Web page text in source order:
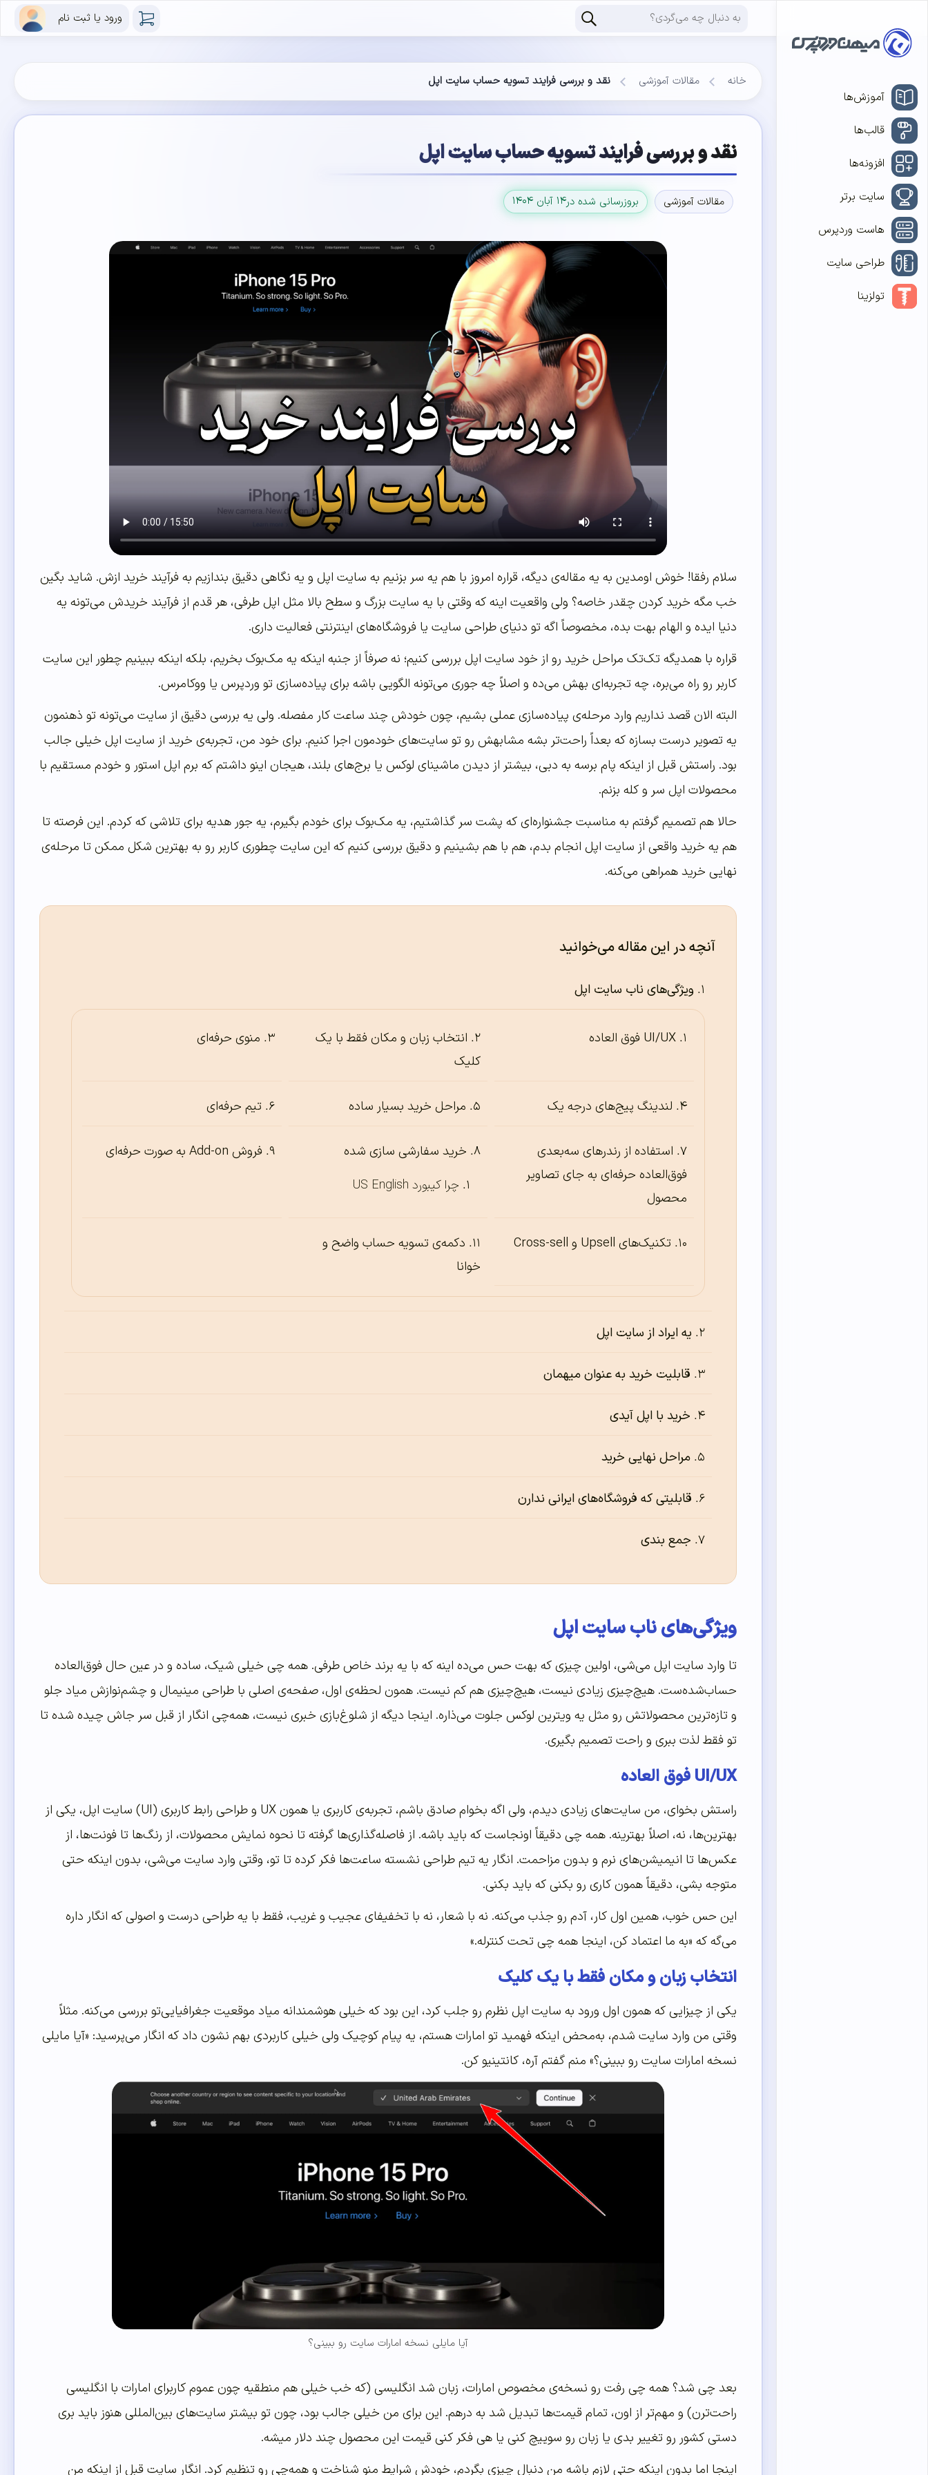
ورود یا ثبت نام
آموزش‌ها
قالب‌ها
افزونه‌ها
سایت برتر
هاست وردپرس
طراحی سایت
تولزینا
خانه مقالات آموزشی نقد و بررسی فرایند تسویه حساب سایت اپل
نقد و بررسی فرایند تسویه حساب سایت اپل
مقالات آموزشی بروزرسانی شده در۱۴ آبان ۱۴۰۴
سلام رفقا! خوش اومدین به یه مقاله‌ی دیگه، قراره امروز با هم یه سر بزنیم به سایت اپل و یه نگاهی دقیق بندازیم به فرآیند خرید ازش. شاید بگین
خب مگه خرید کردن چقدر خاصه؟ ولی واقعیت اینه که وقتی با یه سایت بزرگ و سطح بالا مثل اپل طرفی، هر قدم از فرآیند خریدش می‌تونه یه
دنیا ایده و الهام بهت بده، مخصوصاً اگه تو دنیای طراحی سایت یا فروشگاه‌های اینترنتی فعالیت داری.
قراره با همدیگه تک‌تک مراحل خرید رو از خود سایت اپل بررسی کنیم؛ نه صرفاً از جنبه اینکه یه مک‌بوک بخریم، بلکه اینکه ببینیم چطور این سایت
کاربر رو راه می‌بره، چه تجربه‌ای بهش می‌ده و اصلاً چه جوری می‌تونه الگویی باشه برای پیاده‌سازی تو وردپرس یا ووکامرس.
البته الان قصد نداریم وارد مرحله‌ی پیاده‌سازی عملی بشیم، چون خودش چند ساعت کار مفصله. ولی یه بررسی دقیق از سایت می‌تونه تو ذهنمون
یه تصویر درست بسازه که بعداً راحت‌تر بشه مشابهش رو تو سایت‌های خودمون اجرا کنیم. برای خود من، تجربه‌ی خرید از سایت اپل خیلی جالب
بود. راستش قبل از اینکه پام برسه به دبی، بیشتر از دیدن ماشینای لوکس یا برج‌های بلند، هیجان اینو داشتم که برم اپل استور و خودم مستقیم با
محصولات اپل سر و کله بزنم.
حالا هم تصمیم گرفتم به مناسبت جشنواره‌ای که پشت سر گذاشتیم، یه مک‌بوک برای خودم بگیرم، یه جور هدیه برای تلاشی که کردم. این فرصته تا
هم یه خرید واقعی از سایت اپل انجام بدم، هم با هم بشینیم و دقیق بررسی کنیم که این سایت چطوری کاربر رو به بهترین شکل ممکن تا مرحله‌ی
نهایی خرید همراهی می‌کنه.
آنچه در این مقاله می‌خوانید
ویژگی‌های ناب سایت اپل
UI/UX فوق العاده
انتخاب زبان و مکان فقط با یک
کلیک
منوی حرفه‌ای
لندینگ پیج‌های درجه یک مراحل خرید بسیار ساده تیم حرفه‌ای
استفاده از رندرهای سه‌بعدی
فوق‌العاده حرفه‌ای‌ به جای تصاویر
محصول
خرید سفارشی سازی شده
چرا کیبورد US English
فروش Add-on به صورت حرفه‌ای
تکنیک‌های Upsell و Cross-sell
دکمه‌ی تسویه حساب واضح و
خوانا
یه ایراد از سایت اپل
قابلیت خرید به عنوان میهمان
خرید با اپل آیدی
مراحل نهایی خرید
قابلیتی که فروشگاه‌های ایرانی ندارن
جمع بندی
ویژگی‌های ناب سایت اپل
تا وارد سایت اپل می‌شی، اولین چیزی که بهت حس می‌ده اینه که با یه برند خاص طرفی. همه چی خیلی شیک، ساده و در عین حال فوق‌العاده
حساب‌شده‌ست. هیچ‌چیزی زیادی نیست، هیچ‌چیزی هم کم نیست. همون لحظه‌ی اول، صفحه‌ی اصلی با طراحی مینیمال و چشم‌نوازش میاد جلو
و تازه‌ترین محصولاتش رو مثل یه ویترین لوکس جلوت می‌ذاره. اینجا دیگه از شلوغ‌بازی خبری نیست، همه‌چی انگار از قبل سر جاش چیده شده تا
تو فقط لذت ببری و راحت تصمیم بگیری.
UI/UX فوق العاده
راستش بخوای، من سایت‌های زیادی دیدم، ولی اگه بخوام صادق باشم، تجربه‌ی کاربری یا همون UX و طراحی رابط کاربری (UI) سایت اپل، یکی از
بهترین‌ها، نه، اصلاً بهترینه. همه چی دقیقاً اونجاست که باید باشه. از فاصله‌گذاری‌ها گرفته تا نحوه نمایش محصولات، از رنگ‌ها تا فونت‌ها، از
عکس‌ها تا انیمیشن‌های نرم و بدون مزاحمت. انگار یه تیم طراحی نشسته ساعت‌ها فکر کرده تا تو، وقتی وارد سایت می‌شی، بدون اینکه حتی
متوجه بشی، دقیقاً همون کاری رو بکنی که باید بکنی.
این حس خوب، همین اول کار، آدم رو جذب می‌کنه. نه با شعار، نه با تخفیفای عجیب و غریب، فقط با یه طراحی درست و اصولی که انگار داره
می‌گه که «به ما اعتماد کن، اینجا همه چی تحت کنترله.»
انتخاب زبان و مکان فقط با یک کلیک
یکی از چیزایی که همون اول ورود به سایت اپل نظرم رو جلب کرد، این بود که خیلی هوشمندانه میاد موقعیت جغرافیایی‌تو بررسی می‌کنه. مثلاً
وقتی من وارد سایت شدم، به‌محض اینکه فهمید تو امارات هستم، یه پیام کوچیک ولی خیلی کاربردی بهم نشون داد که انگار می‌پرسید: «آیا مایلی
نسخه امارات سایت رو ببینی؟» منم گفتم آره، کانتینیو کن.
آیا مایلی نسخه امارات سایت رو ببینی؟
بعد چی شد؟ همه چی رفت رو نسخه‌ی مخصوص امارات، زبان شد انگلیسی (که خب خیلی هم منطقیه چون عموم کاربرای امارات با انگلیسی
راحت‌ترن) و مهم‌تر از اون، تمام قیمت‌ها تبدیل شد به درهم. این برای من خیلی جالب بود، چون تو بیشتر سایت‌های بین‌المللی هنوز باید بری
دستی کشور رو تغییر بدی یا زبان رو سوییچ کنی یا هی فکر کنی قیمت این محصول چند دلار میشه.
اینجا اما بدون اینکه حتی لازم باشه من دنبال چیزی بگردم، خودش شرایط منو شناخت و همه‌چی رو تنظیم کرد. انگار سایت قبل از اینکه من